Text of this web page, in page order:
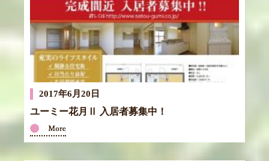
2017年6月20日
ユーミー花月Ⅱ 入居者募集中！